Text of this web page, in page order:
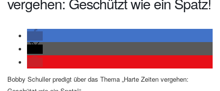
Bobby Schuller predigt über das Thema „Harte Zeiten vergehen: